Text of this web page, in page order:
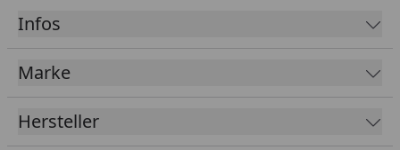
Gartenhäusern und Palmako Carports mit
bis 400 cm Länge.
Länge: 400 cm
Farbe: dunkelbraun
Material: hochwertiger Kunststoff
Infos
Marke
Hersteller